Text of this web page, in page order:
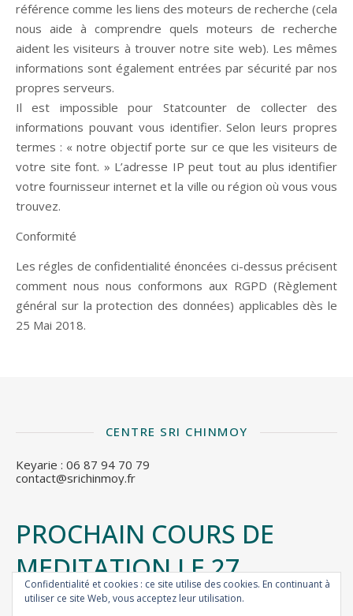
référence comme les liens des moteurs de recherche (cela
nous aide à comprendre quels moteurs de recherche
aident les visiteurs à trouver notre site web). Les mêmes
informations sont également entrées par sécurité par nos
propres serveurs.
Il est impossible pour Statcounter de collecter des
informations pouvant vous identifier. Selon leurs propres
termes : « notre objectif porte sur ce que les visiteurs de
votre site font. » L’adresse IP peut tout au plus identifier
votre fournisseur internet et la ville ou région où vous vous
trouvez.
Conformité
Les régles de confidentialité énoncées ci-dessus précisent
comment nous nous conformons aux RGPD (Règlement
général sur la protection des données) applicables dès le
25 Mai 2018.
CENTRE SRI CHINMOY
Keyarie : 06 87 94 70 79
contact@srichinmoy.fr
PROCHAIN COURS DE
MEDITATION LE 27
SEPTEMBRE
Confidentialité et cookies : ce site utilise des cookies. En continuant à
utiliser ce site Web, vous acceptez leur utilisation.